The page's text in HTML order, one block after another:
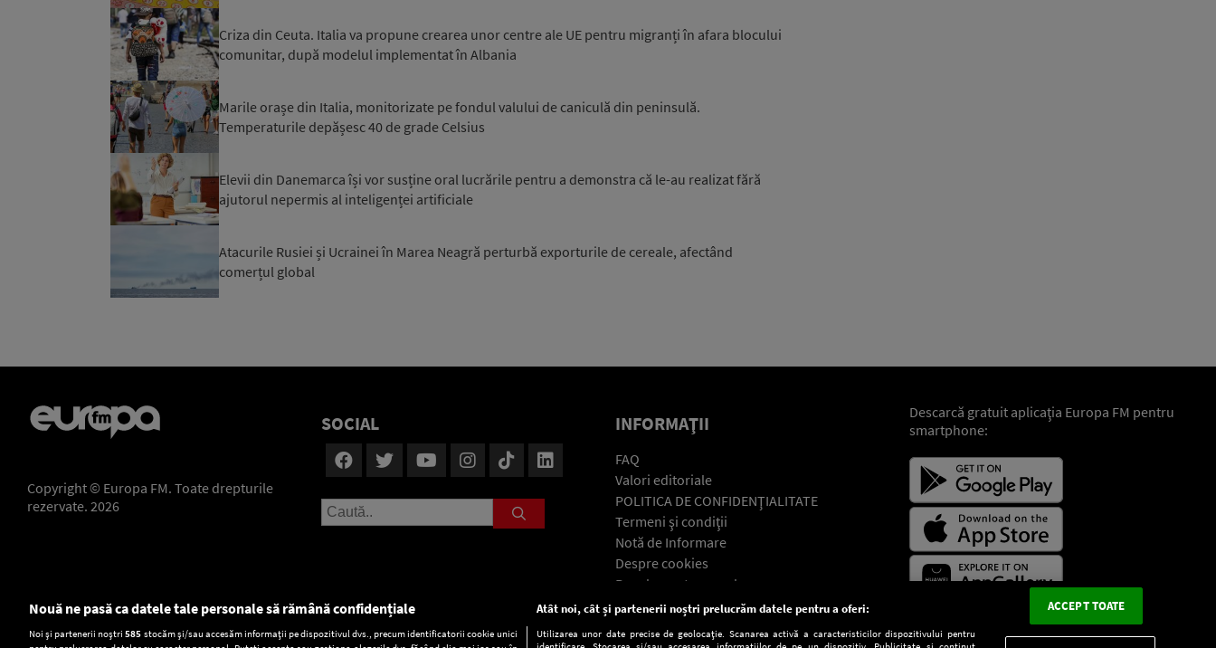
Criza din Ceuta. Italia va propune crearea unor centre ale UE pentru migranți în afara blocului
comunitar, după modelul implementat în Albania
Marile orașe din Italia, monitorizate pe fondul valului de caniculă din peninsulă.
Temperaturile depășesc 40 de grade Celsius
Elevii din Danemarca își vor susține oral lucrările pentru a demonstra că le-au realizat fără
ajutorul nepermis al inteligenței artificiale
Atacurile Rusiei și Ucrainei în Marea Neagră perturbă exporturile de cereale, afectând
comerțul global
Copyright © Europa FM. Toate drepturile
rezervate. 2026
SOCIAL INFORMAŢII
FAQ
Valori editoriale
POLITICA DE CONFIDENŢIALITATE
Termeni şi condiţii
Notă de Informare
Despre cookies
Regulament general
GDPR
Descarcă gratuit aplicaţia Europa FM pentru
smartphone:
Setări:
Nouă ne pasă ca datele tale personale să rămână confidențiale
Noi și partenerii noștri585 stocăm și/sau accesăm informații pe dispozitivul dvs., precum identificatorii cookie unici
Atât noi, cât și partenerii noștri prelucrăm datele pentru a oferi:
Utilizarea unor date precise de geolocație. Scanarea activă a caracteristicilor dispozitivului pentru
ACCEPT TOATE